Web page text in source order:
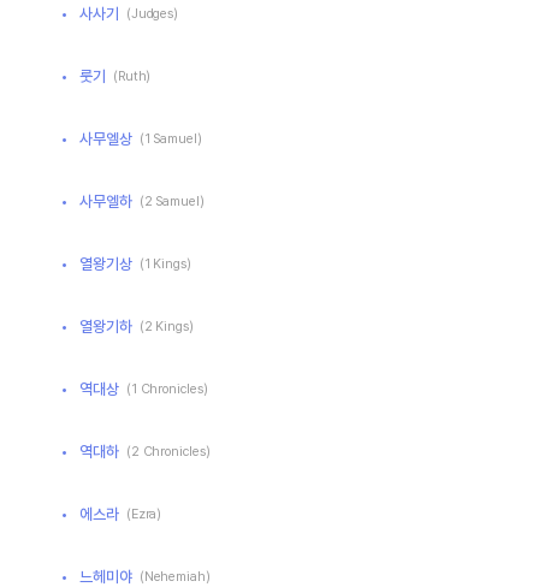
사사기 (Judges)
룻기 (Ruth)
사무엘상 (1 Samuel)
사무엘하 (2 Samuel)
열왕기상 (1 Kings)
열왕기하 (2 Kings)
역대상 (1 Chronicles)
역대하 (2 Chronicles)
에스라 (Ezra)
느헤미야 (Nehemiah)